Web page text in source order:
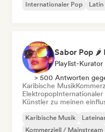
Internationaler Pop
Latin
Playlist-Kurator
> 500 Antworten
Karibische Musik
ElektropopInternationaler
Künstler zu meinen
Karibische Musik
Kommerziell / Mainstream